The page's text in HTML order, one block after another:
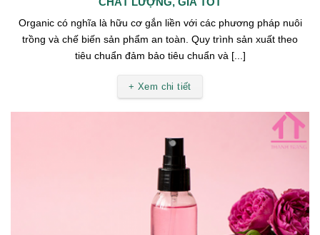
Organic có nghĩa là hữu cơ gắn liền với các phương pháp nuôi
trồng và chế biến sản phẩm an toàn. Quy trình sản xuất theo
tiêu chuẩn đảm bảo tiêu chuẩn và [...]
+ Xem chi tiết